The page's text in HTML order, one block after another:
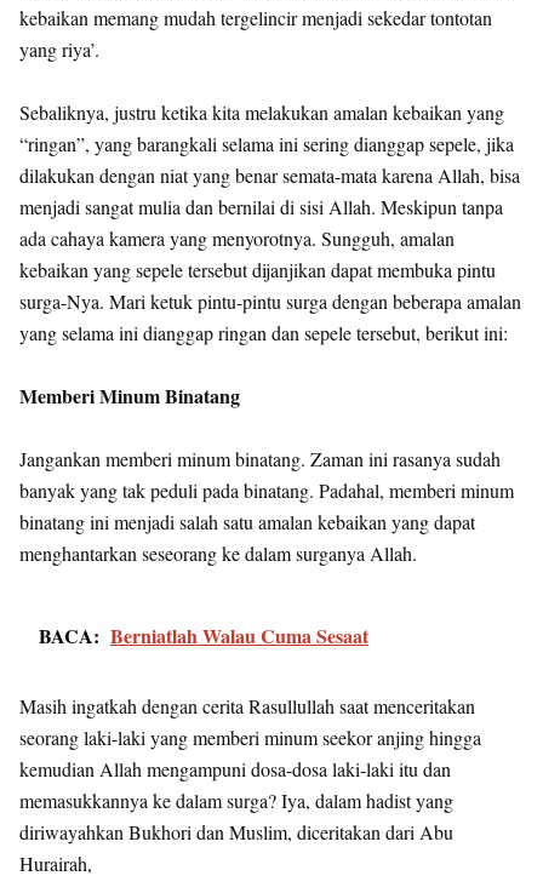
kebaikan memang mudah tergelincir menjadi sekedar tontotan
yang riya’.
Sebaliknya, justru ketika kita melakukan amalan kebaikan yang
“ringan”, yang barangkali selama ini sering dianggap sepele, jika
dilakukan dengan niat yang benar semata-mata karena Allah, bisa
menjadi sangat mulia dan bernilai di sisi Allah. Meskipun tanpa
ada cahaya kamera yang menyorotnya. Sungguh, amalan
kebaikan yang sepele tersebut dijanjikan dapat membuka pintu
surga-Nya. Mari ketuk pintu-pintu surga dengan beberapa amalan
yang selama ini dianggap ringan dan sepele tersebut, berikut ini:
Memberi Minum Binatang
Jangankan memberi minum binatang. Zaman ini rasanya sudah
banyak yang tak peduli pada binatang. Padahal, memberi minum
binatang ini menjadi salah satu amalan kebaikan yang dapat
menghantarkan seseorang ke dalam surganya Allah.
BACA: Berniatlah Walau Cuma Sesaat
Masih ingatkah dengan cerita Rasullullah saat menceritakan
seorang laki-laki yang memberi minum seekor anjing hingga
kemudian Allah mengampuni dosa-dosa laki-laki itu dan
memasukkannya ke dalam surga? Iya, dalam hadist yang
diriwayahkan Bukhori dan Muslim, diceritakan dari Abu
Hurairah,